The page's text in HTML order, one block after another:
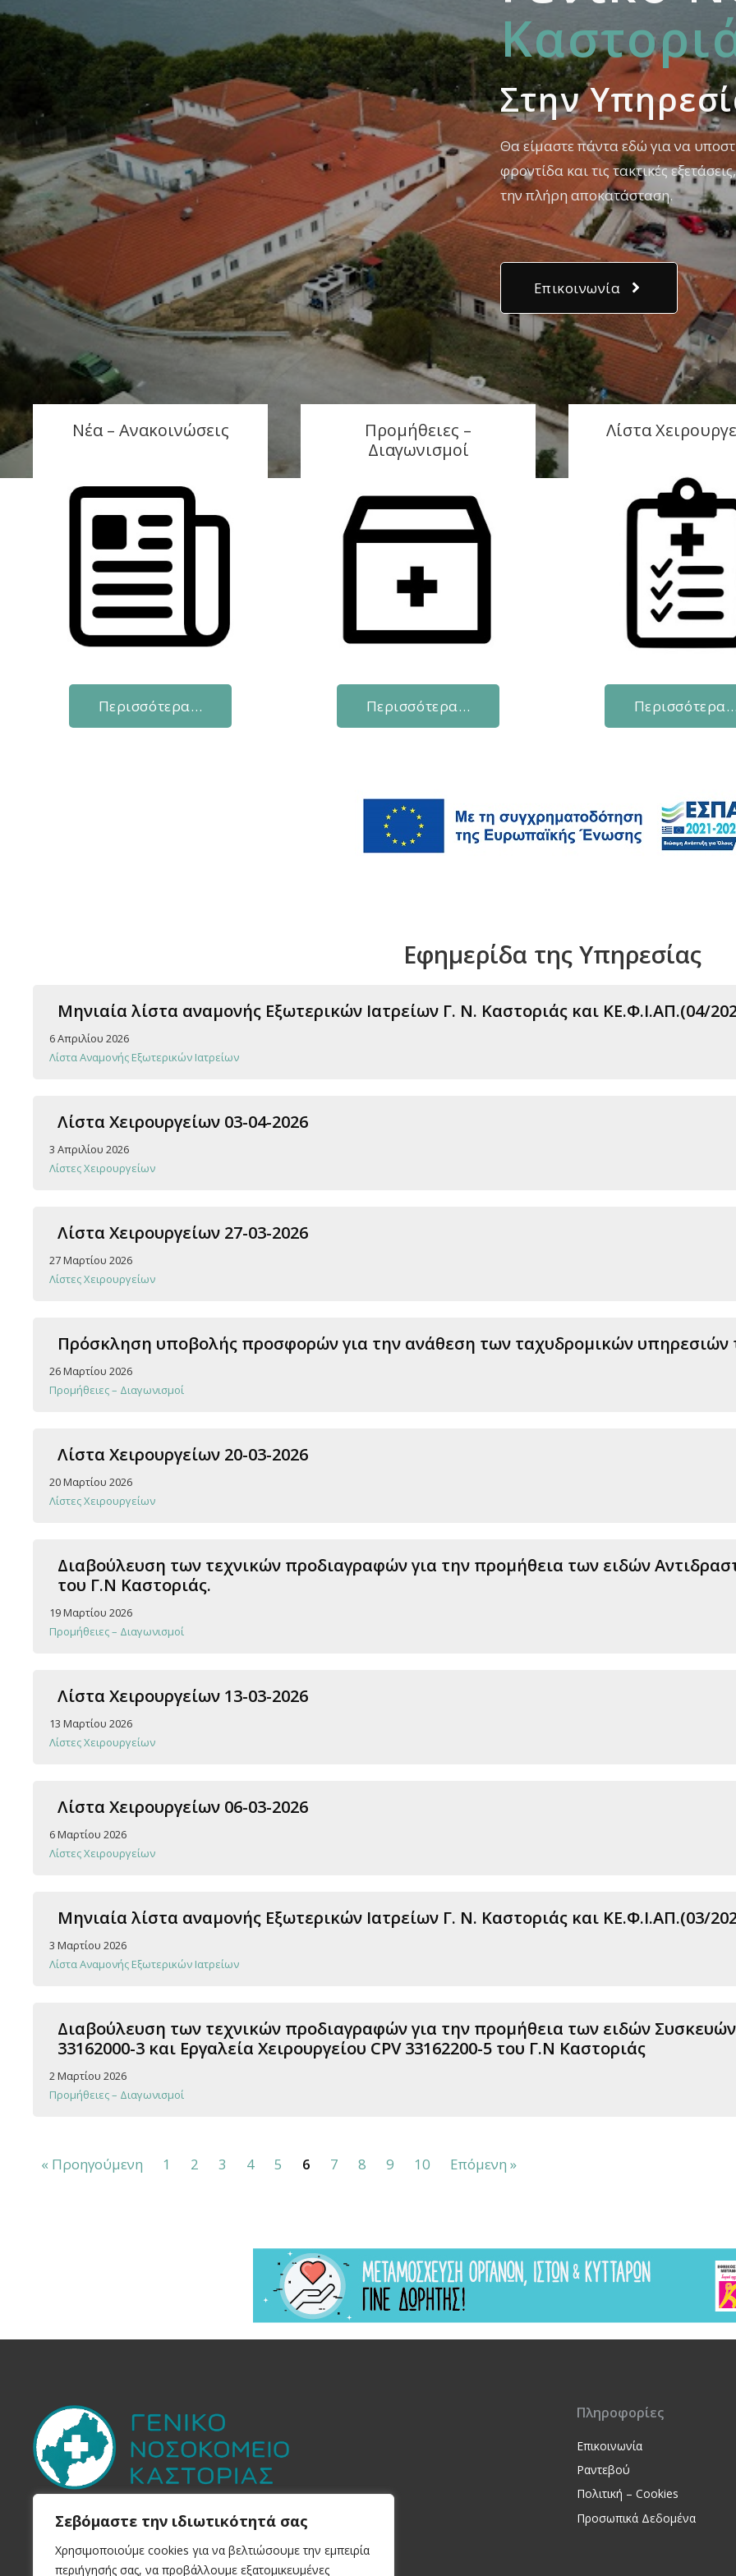
Σεβόμαστε την ιδιωτικότητά σας
Χρησιμοποιούμε cookies για να βελτιώσουμε την εμπειρία
περιήγησής σας, να προβάλλουμε εξατομικευμένες
Στην
Θα είμαστε πάντα εδώ για να
φροντίδα και τις τακτικές
την πλήρη αποκατάσταση.
Επικοινωνία
Νέα – Ανακοινώσεις
Περισσότερα…
Προμήθειες –
Διαγωνισμοί
Περισσότερα…
Λίστα
Εφημερίδα της Υπηρεσίας
Μηνιαία λίστα αναμονής Εξωτερικών Ιατρείων Γ. Ν. Καστοριάς και ΚΕ.Φ.Ι.ΑΠ.(04/
6 Απριλίου 2026
Λίστα Αναμονής Εξωτερικών Ιατρείων
Λίστα Χειρουργείων 03-04-2026
3 Απριλίου 2026
Λίστες Χειρουργείων
Λίστα Χειρουργείων 27-03-2026
27 Μαρτίου 2026
Λίστες Χειρουργείων
Πρόσκληση υποβολής προσφορών για την ανάθεση των ταχυδρομικών
26 Μαρτίου 2026
Προμήθειες – Διαγωνισμοί
Λίστα Χειρουργείων 20-03-2026
20 Μαρτίου 2026
Λίστες Χειρουργείων
Διαβούλευση των τεχνικών προδιαγραφών για την προμήθεια των ειδών
του Γ.Ν Καστοριάς.
19 Μαρτίου 2026
Προμήθειες – Διαγωνισμοί
Λίστα Χειρουργείων 13-03-2026
13 Μαρτίου 2026
Λίστες Χειρουργείων
Λίστα Χειρουργείων 06-03-2026
6 Μαρτίου 2026
Λίστες Χειρουργείων
Μηνιαία λίστα αναμονής Εξωτερικών Ιατρείων Γ. Ν. Καστοριάς και ΚΕ.Φ.Ι.ΑΠ.(03/
3 Μαρτίου 2026
Λίστα Αναμονής Εξωτερικών Ιατρείων
Διαβούλευση των τεχνικών προδιαγραφών για την προμήθεια των ειδών Συσκευών
33162000-3 και Εργαλεία Χειρουργείου CPV 33162200-5 του Γ.Ν Καστοριάς
2 Μαρτίου 2026
Προμήθειες – Διαγωνισμοί
« Προηγούμενη 1 2 3 4 5 6 7 8 9 10 Επόμενη »
Πληροφορίες
Επικοινωνία
Ραντεβού
Πολιτική – Cookies
Προσωπικά Δεδομένα